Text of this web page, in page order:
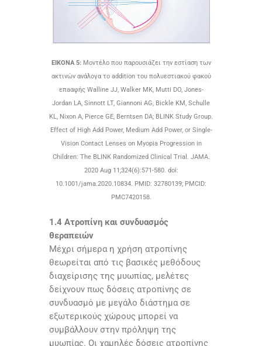
ΕΙΚΟΝΑ 5:Μοντέλο που παρουσιάζει την εστίαση των
ακτινών ανάλογα το addition του πολυεστιακού φακού
επaαφής Walline JJ, Walker MK, Mutti DO, Jones-
Jordan LA, Sinnott LT, Giannoni AG, Bickle KM, Schulle
KL, Nixon A, Pierce GE, Berntsen DA; BLINK Study Group.
Effect of High Add Power, Medium Add Power, or Single-
Vision Contact Lenses on Myopia Progression in
Children: The BLINK Randomized Clinical Trial. JAMA.
2020 Aug 11;324(6):571-580. doi:
10.1001/jama.2020.10834. PMID: 32780139; PMCID:
PMC7420158.
1.4 Ατροπίνη και συνδυασμός
θεραπειών
Μέχρι σήμερα η χρήση ατροπίνης
θεωρείται από τις βασικές μεθόδους
διαχείρισης της μυωπίας, μελέτες
δείχνουν πως δόσεις ατροπίνης σε
συνδυασμό με μεγάλο διάστημα σε
εξωτερικούς χώρους μπορεί να
συμβάλλουν στην πρόληψη της
μυωπίας. Οι χαμηλές δόσεις ατροπίνης